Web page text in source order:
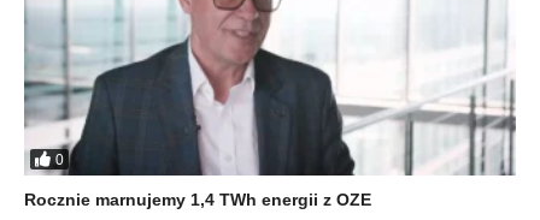
0
Rocznie marnujemy 1,4 TWh energii z OZE